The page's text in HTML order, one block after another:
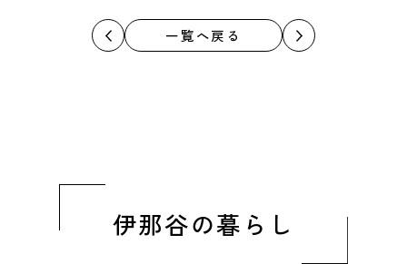
一覧へ戻る
伊那谷の暮らし